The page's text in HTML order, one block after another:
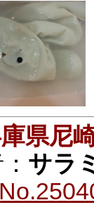
県尼
サラ